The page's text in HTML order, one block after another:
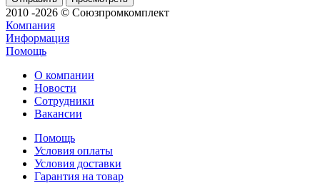
2010 -2026 © Союзпромкомплект
Компания
Информация
Помощь
О компании
Новости
Сотрудники
Вакансии
Помощь
Условия оплаты
Условия доставки
Гарантия на товар